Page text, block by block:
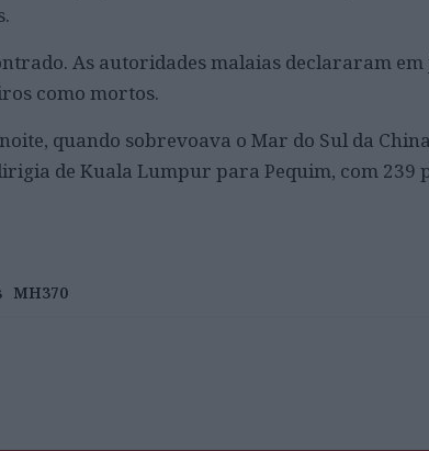
As autoridades malaias declararam
como mortos.
quando sobrevoava o Mar do Sul da
de Kuala Lumpur para Pequim, com 239
MH370